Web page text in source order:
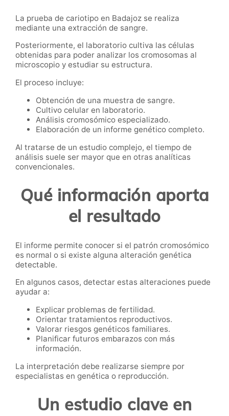
La prueba de cariotipo en Badajoz se realiza
mediante una extracción de sangre.
Posteriormente, el laboratorio cultiva las células
obtenidas para poder analizar los cromosomas al
microscopio y estudiar su estructura.
El proceso incluye:
Obtención de una muestra de sangre.
Cultivo celular en laboratorio.
Análisis cromosómico especializado.
Elaboración de un informe genético completo.
Al tratarse de un estudio complejo, el tiempo de
análisis suele ser mayor que en otras analíticas
convencionales.
Qué información aporta
el resultado
El informe permite conocer si el patrón cromosómico
es normal o si existe alguna alteración genética
detectable.
En algunos casos, detectar estas alteraciones puede
ayudar a:
Explicar problemas de fertilidad.
Orientar tratamientos reproductivos.
Valorar riesgos genéticos familiares.
Planificar futuros embarazos con más
información.
La interpretación debe realizarse siempre por
especialistas en genética o reproducción.
Un estudio clave en